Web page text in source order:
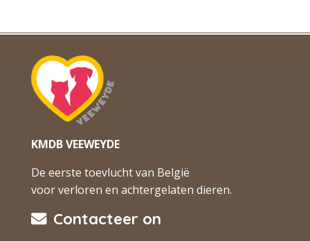
KMDB VEEWEYDE
De eerste toevlucht van België
voor verloren en achtergelaten dieren.
Contacteer on